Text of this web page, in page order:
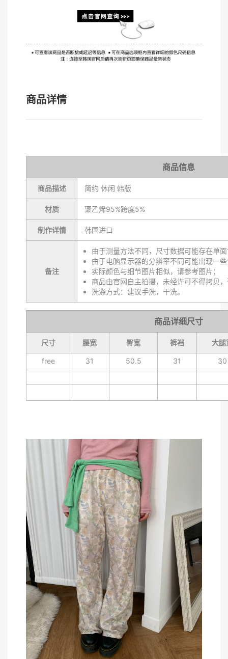
商品详情
商品信息
商品描述 简约 休闲 韩版
材质 聚乙烯95%跨度5%
制作详情 韩国进口
备注
由于测量方法不同，尺寸数据可能存在单
由于电脑显示器的分辨率不同可能出现一
实际颜色与细节图片相似，请参考图片；
商品由官网自主拍摄，未经许可不得拷贝
洗涤方式：建议手洗，干洗。
商品详细尺寸
尺寸 腰宽 臀宽 裤裆 大腿
free 31 50.5 31 30